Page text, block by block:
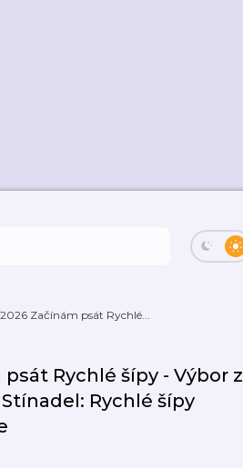
Začínám psát Rychlé...
Rychlé šípy - Výbor z
Rychlé šípy